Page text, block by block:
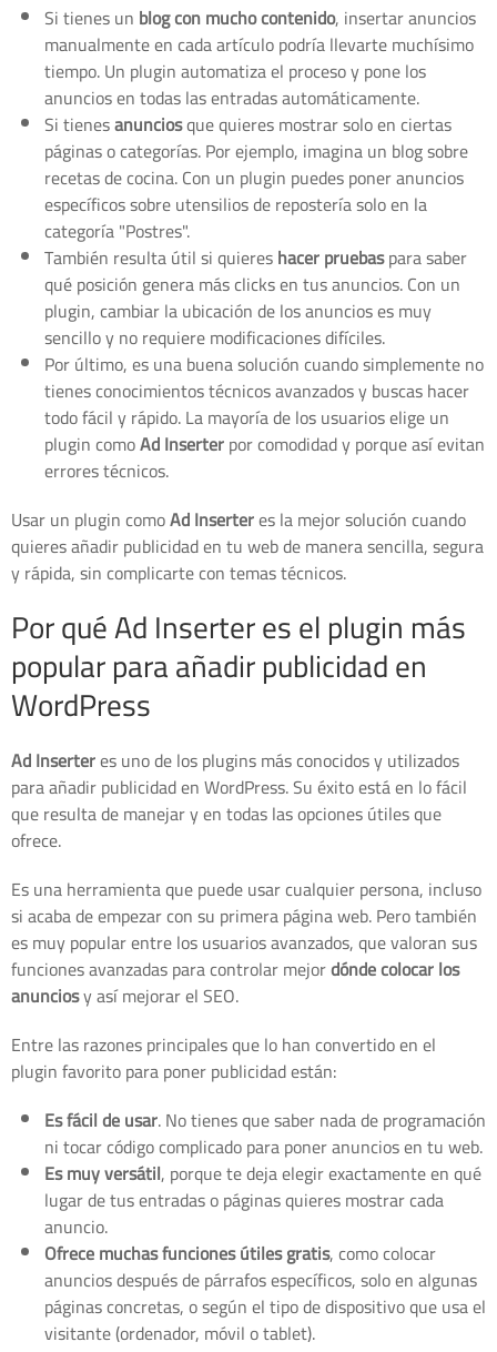
Si tienes un blog con mucho contenido, insertar anuncios
manualmente en cada artículo podría llevarte muchísimo
tiempo. Un plugin automatiza el proceso y pone los
anuncios en todas las entradas automáticamente.
Si tienesanunciosque quieres mostrar solo en ciertas
páginas o categorías. Por ejemplo, imagina un blog sobre
recetas de cocina. Con un plugin puedes poner anuncios
específicos sobre utensilios de repostería solo en la
categoría "Postres".
También resulta útil si quiereshacer pruebaspara saber
qué posición genera más clicks en tus anuncios. Con un
plugin, cambiar la ubicación de los anuncios es muy
sencillo y no requiere modificaciones difíciles.
Por último, es una buena solución cuando simplemente no
tienes conocimientos técnicos avanzados y buscas hacer
todo fácil y rápido. La mayoría de los usuarios elige un
plugin comoAd Inserterpor comodidad y porque así evitan
errores técnicos.
Usar un plugin comoAd Inserteres la mejor solución cuando
quieres añadir publicidad en tu web de manera sencilla, segura
y rápida, sin complicarte con temas técnicos.
Por qué Ad Inserter es el plugin más
popular para añadir publicidad en
WordPress
Ad Inserteres uno de los plugins más conocidos y utilizados
para añadir publicidad en WordPress. Su éxito está en lo fácil
que resulta de manejar y en todas las opciones útiles que
ofrece.
Es una herramienta que puede usar cualquier persona, incluso
si acaba de empezar con su primera página web. Pero también
es muy popular entre los usuarios avanzados, que valoran sus
funciones avanzadas para controlar mejordónde colocar los
anunciosy así mejorar el SEO.
Entre las razones principales que lo han convertido en el
plugin favorito para poner publicidad están:
Es fácil de usar. No tienes que saber nada de programación
ni tocar código complicado para poner anuncios en tu web.
Es muy versátil, porque te deja elegir exactamente en qué
lugar de tus entradas o páginas quieres mostrar cada
anuncio.
Ofrece muchas funciones útiles gratis, como colocar
anuncios después de párrafos específicos, solo en algunas
páginas concretas, o según el tipo de dispositivo que usa el
visitante (ordenador, móvil o tablet).